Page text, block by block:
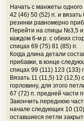
Начать с манжеты
42 (46) 50 (52) п. и
резинки равномерно
Перейти на спицы №3,5
каждом 6-м р. с обеих
спицах 69 (75) 81 (85) п.
Когда длина детали
прибавки, в конце
спицах 99 (111) 123 (133)
Вязать 11 (11,5) 12
горловину, для этого
67 (72) п. предней части
Закончить переднюю
начале следующих 10
оставшиеся петли